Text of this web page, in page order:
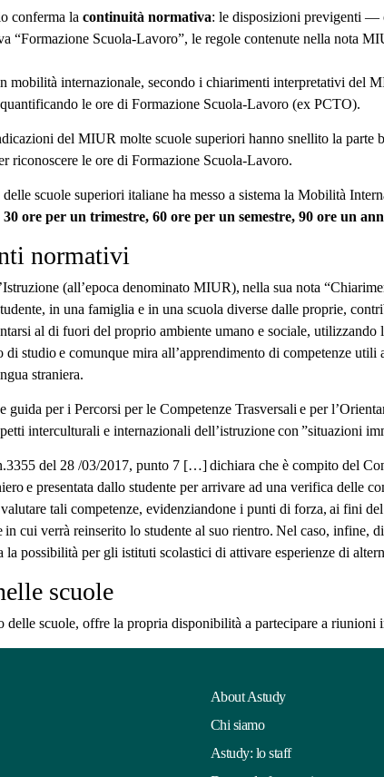
conferma la continuità normativa: le disposizioni previgenti —
“Formazione Scuola-Lavoro”, le regole contenute nella nota
mobilità internazionale, secondo i chiarimenti interpretativi del
quantificando le ore di Formazione Scuola-Lavoro (ex PCTO).
del MIUR molte scuole superiori hanno snellito la
riconoscere le ore di Formazione Scuola-Lavoro.
scuole superiori italiane ha messo a sistema la Mobilità
30 ore per un trimestre, 60 ore per un semestre, 90 ore un
normativi
(all’epoca denominato MIUR), nella sua nota
in una famiglia e in una scuola diverse dalle proprie,
al di fuori del proprio ambiente umano e sociale,
di studio e comunque mira all’apprendimento di competenze
straniera.
guida per i Percorsi per le Competenze Trasversali e per
interculturali e internazionali dell’istruzione con ”situazioni
del 28 /03/2017, punto 7 […] dichiara che è compito del
e presentata dallo studente per arrivare ad una verifica delle
tali competenze, evidenziandone i punti di forza, ai fini
in cui verrà reinserito lo studente al suo rientro. Nel caso, infine,
la possibilità per gli istituti scolastici di attivare esperienze di
scuole
delle scuole, offre la propria disponibilità a partecipare a
About Astudy
Chi siamo
Astudy: lo staff